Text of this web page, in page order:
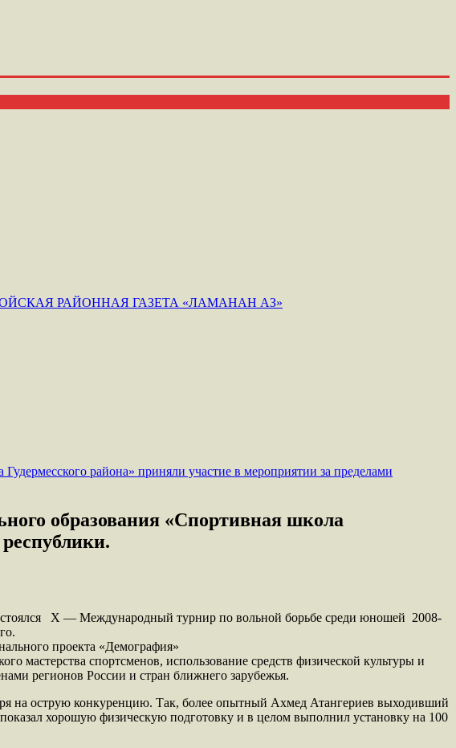
РАЙОННАЯ ГАЗЕТА «ЛАМАНАН АЗ»
образования «Спортивная школа
Х — Международный турнир по вольной борьбе среди юношей 2008-
проекта «Демография»
мастерства спортсменов, использование средств физической культуры и
регионов России и стран ближнего зарубежья.
на острую конкуренцию. Так, более опытный Ахмед Атангериев выходивший
хорошую физическую подготовку и в целом выполнил установку на 100